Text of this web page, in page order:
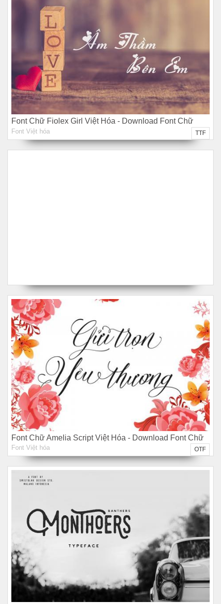
Font Chữ Fiolex Girl Việt Hóa - Download Font Chữ
Miễn Phí
Font Việt hóa TTF
Font Chữ Amelia Script Việt Hóa - Download Font Chữ
Miễn Phí
Font Việt hóa OTF